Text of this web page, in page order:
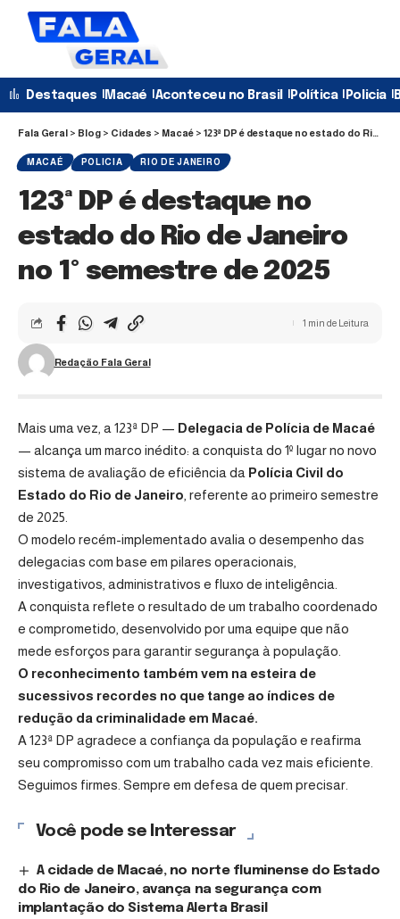
Destaques Macaé Aconteceu no Brasil Política Policia
Fala Geral > Blog > Cidades > Macaé > 123ª DP é destaque no estado do Rio de Janeiro no 1º semestre de 2025
MACAÉ POLICIA RIO DE JANEIRO
123ª DP é destaque no
estado do Rio de Janeiro
no 1º semestre de 2025
Redação Fala Geral
1 min de Leitura
Mais uma vez, a 123ª DP — Delegacia de Polícia de Macaé
— alcança um marco inédito: a conquista do 1º lugar no novo
sistema de avaliação de eficiência da Polícia Civil do
Estado do Rio de Janeiro , referente ao primeiro semestre
de 2025.
O modelo recém-implementado avalia o desempenho das
delegacias com base em pilares operacionais,
investigativos, administrativos e fluxo de inteligência.
A conquista reflete o resultado de um trabalho coordenado
e comprometido, desenvolvido por uma equipe que não
mede esforços para garantir segurança à população.
O reconhecimento também vem na esteira de
sucessivos recordes no que tange ao índices de
redução da criminalidade em Macaé.
A 123ª DP agradece a confiança da população e reafirma
seu compromisso com um trabalho cada vez mais eficiente.
Seguimos firmes. Sempre em defesa de quem precisar.
Você pode se Interessar
A cidade de Macaé, no norte fluminense do Estado
do Rio de Janeiro, avança na segurança com
implantação do Sistema Alerta Brasil